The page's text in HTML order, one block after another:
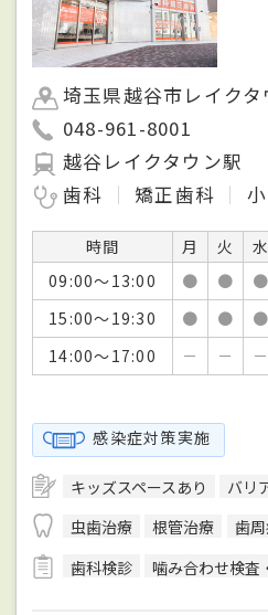
埼玉県越谷市レイク
048-961-8001
越谷レイクタウン駅
歯科
矯正歯科
時間 月 火 水
09:00～13:00
● ● ●
15:00～19:30
● ● ●
14:00～17:00
－ － －
感染症対策実施
キッズスペースあり バリ
虫歯治療
根管治療 歯
歯科検診
噛み合わせ検査